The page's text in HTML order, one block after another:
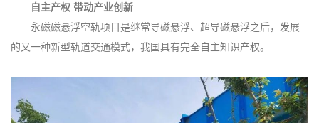
自主产权 带动产业创新
永磁磁悬浮空轨项目是继常导磁悬浮、超导磁悬浮之后，发展
的又一种新型轨道交通模式，我国具有完全自主知识产权。